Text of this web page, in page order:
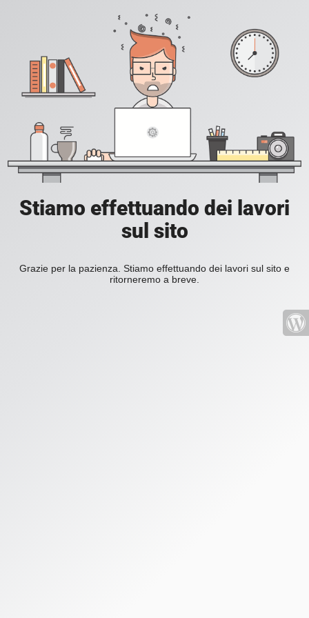
Stiamo effettuando dei lavori
sul sito
Grazie per la pazienza. Stiamo effettuando dei lavori sul sito e
ritorneremo a breve.